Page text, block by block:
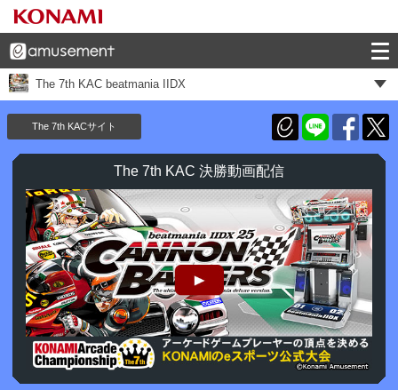
The 7th KAC beatmania IIDX
The 7th KACサイト
The 7th KAC 決勝動画配信